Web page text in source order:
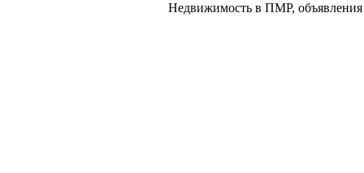
Недвижимость в ПМР, объявления